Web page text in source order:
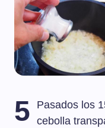
5
Pasados los
cebolla